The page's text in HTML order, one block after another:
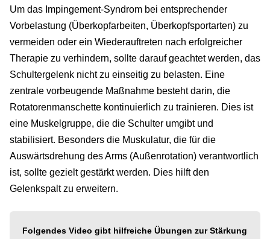
Um das Impingement-Syndrom bei entsprechender
Vorbelastung (Überkopfarbeiten, Überkopfsportarten) zu
vermeiden oder ein Wiederauftreten nach erfolgreicher
Therapie zu verhindern, sollte darauf geachtet werden, das
Schultergelenk nicht zu einseitig zu belasten. Eine
zentrale vorbeugende Maßnahme besteht darin, die
Rotatorenmanschette kontinuierlich zu trainieren. Dies ist
eine Muskelgruppe, die die Schulter umgibt und
stabilisiert. Besonders die Muskulatur, die für die
Auswärtsdrehung des Arms (Außenrotation) verantwortlich
ist, sollte gezielt gestärkt werden. Dies hilft den
Gelenkspalt zu erweitern.
Folgendes Video gibt hilfreiche Übungen zur Stärkung